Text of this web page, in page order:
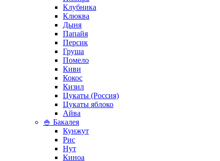
Клубника
Клюква
Дыня
Папайя
Персик
Груша
Помело
Киви
Кокос
Кизил
Цукаты (Россия)
Цукаты яблоко
Айва
🍚 Бакалея
Кунжут
Рис
Нут
Киноа